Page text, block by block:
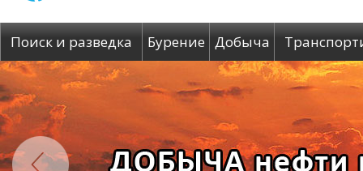
Поиск и разведка Бурение Добыча